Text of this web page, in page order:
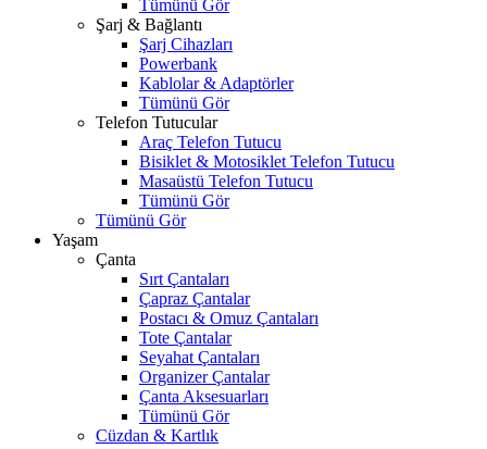
Tümünü Gör
Şarj & Bağlantı
Şarj Cihazları
Powerbank
Kablolar & Adaptörler
Tümünü Gör
Telefon Tutucular
Araç Telefon Tutucu
Bisiklet & Motosiklet Telefon Tutucu
Masaüstü Telefon Tutucu
Tümünü Gör
Tümünü Gör
Yaşam
Çanta
Sırt Çantaları
Çapraz Çantalar
Postacı & Omuz Çantaları
Tote Çantalar
Seyahat Çantaları
Organizer Çantalar
Çanta Aksesuarları
Tümünü Gör
Cüzdan & Kartlık